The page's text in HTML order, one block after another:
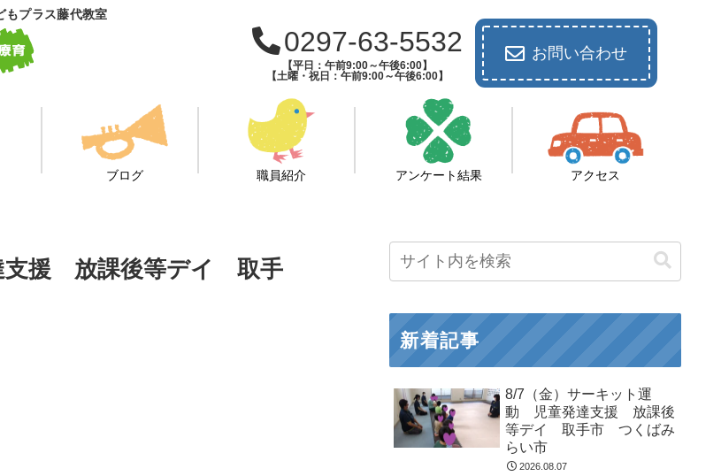
プラス藤代教室
0297-63-5532
【平日：午前9:00～午後6:00】
【土曜・祝日：午前9:00～午後6:00】
お問い合わせ
ブログ 職員紹介 アンケート結果 アクセス
支援 放課後等デイ 取手
新着記事
8/7（金）サーキット運
動 児童発達支援 放課後
等デイ 取手市 つくばみ
らい市
2026.08.07